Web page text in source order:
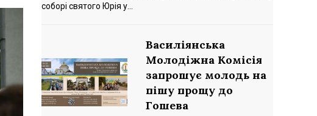
соборі святого Юрія у...
Василіянська
Молодіжна Комісія
запрошує молодь на
пішу прощу до
Гошева